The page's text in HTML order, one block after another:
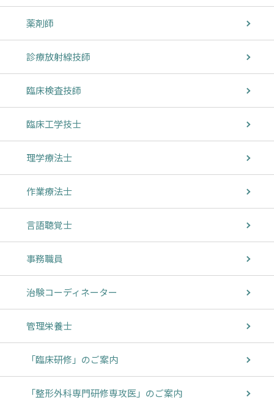
薬剤師
診療放射線技師
臨床検査技師
臨床工学技士
理学療法士
作業療法士
言語聴覚士
事務職員
治験コーディネーター
管理栄養士
「臨床研修」のご案内
「整形外科専門研修専攻医」のご案内